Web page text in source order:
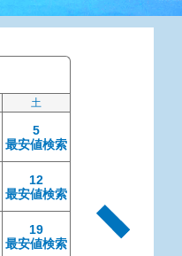
土
5
最安値検索
12
最安値検索
19
最安値検索
11
最安値検索